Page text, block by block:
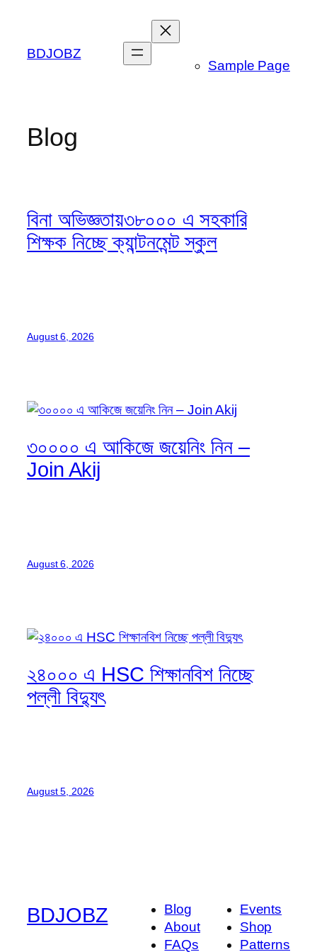
content
BDJOBZ
Sample Page
Blog
বিনা অভিজ্ঞতায়৩৮০০০ এ সহকারি
শিক্ষক নিচ্ছে ক্যান্টনমেন্ট স্কুল
August 6, 2026
৩০০০০ এ আকিজে জয়েনিং নিন –
Join Akij
August 6, 2026
২৪০০০ এ HSC শিক্ষানবিশ নিচ্ছে
পল্লী বিদ্যুৎ
August 5, 2026
BDJOBZ
Blog
About
FAQs
Events
Shop
Patterns